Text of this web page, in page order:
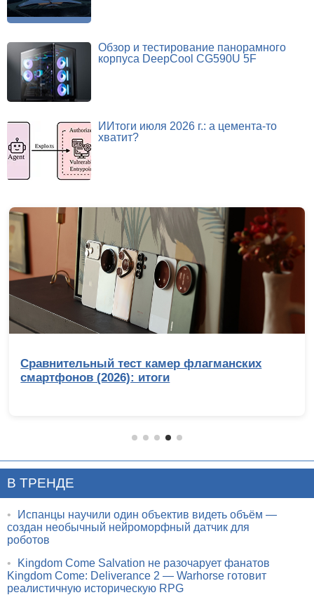
Обзор и тестирование панорамного
корпуса DeepCool CG590U 5F
ИИтоги июля 2026 г.: а цемента-то
хватит?
Сравнительный тест камер флагманских
смартфонов (2026): итоги
В ТРЕНДЕ
•
Испанцы научили один объектив видеть объём —
создан необычный нейроморфный датчик для
роботов
•
Kingdom Come Salvation не разочарует фанатов
Kingdom Come: Deliverance 2 — Warhorse готовит
реалистичную историческую RPG